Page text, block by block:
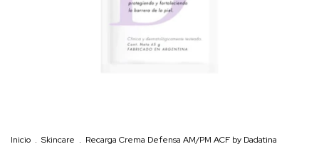
Inicio . Skincare . Recarga Crema Defensa AM/PM ACF by Dadatina